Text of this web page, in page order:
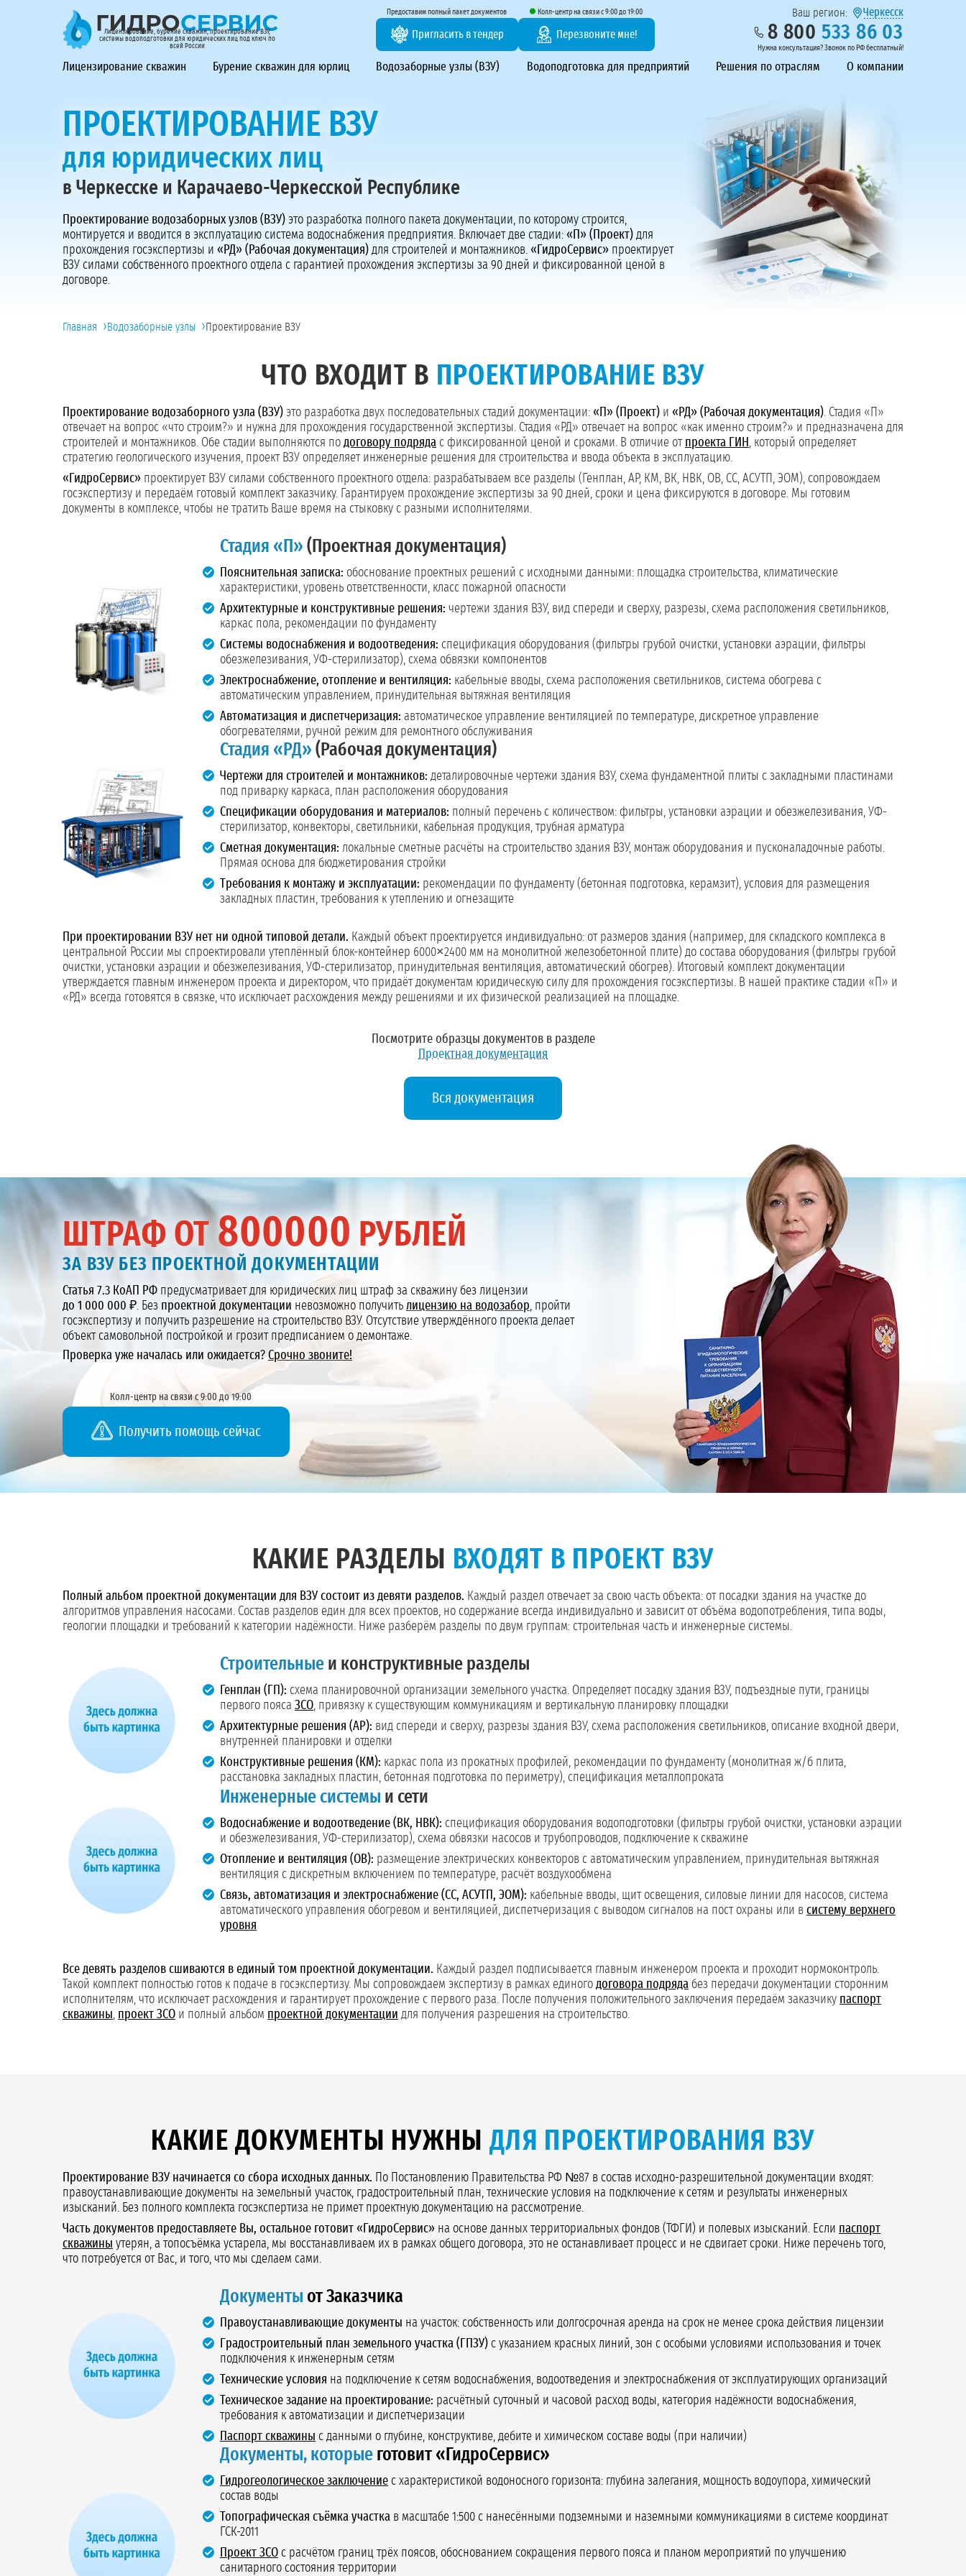
Лицензирование, бурение скважин, проектирование ВЗУ,
системы водоподготовки для юридических лиц под ключ по
всей России
Предоставим полный пакет документов
Пригласить в тендер
Колл-центр на связи с 9:00 до 19:00
Перезвоните мне!
Ваш регион: Черкесск
8 800 533 86 03
Нужна консультация? Звонок по РФ бесплатный!
ГидроСервис - лицензирование, бурение скважин, проектирование ВЗУ, системы водоподготовки
Лицензирование скважин Бурение скважин для юрлиц Водозаборные узлы (ВЗУ) Водоподготовка для предприятий Решения по отраслям О компании
ПРОЕКТИРОВАНИЕ ВЗУ
для юридических лиц
в Черкесске и Карачаево-Черкесской Республике
Проектирование водозаборных узлов (ВЗУ) это разработка полного пакета документации, по которому строится,
монтируется и вводится в эксплуатацию система водоснабжения предприятия. Включает две стадии: «П» (Проект) для
прохождения госэкспертизы и «РД» (Рабочая документация) для строителей и монтажников. «ГидроСервис» проектирует
ВЗУ силами собственного проектного отдела с гарантией прохождения экспертизы за 90 дней и фиксированной ценой в
договоре.
Пригласить в тендер
Колл-центр на связи с 9:00 до 19:00
Перезвоните нам
Главная ›Водозаборные узлы ›Проектирование ВЗУ
ЧТО ВХОДИТ В ПРОЕКТИРОВАНИЕ ВЗУ
Проектирование водозаборного узла (ВЗУ) это разработка двух последовательных стадий документации: «П» (Проект) и «РД» (Рабочая документация). Стадия «П»
отвечает на вопрос «что строим?» и нужна для прохождения государственной экспертизы. Стадия «РД» отвечает на вопрос «как именно строим?» и предназначена для
строителей и монтажников. Обе стадии выполняются по договору подряда с фиксированной ценой и сроками. В отличие от проекта ГИН , который определяет
стратегию геологического изучения, проект ВЗУ определяет инженерные решения для строительства и ввода объекта в эксплуатацию.
«ГидроСервис» проектирует ВЗУ силами собственного проектного отдела: разрабатываем все разделы (Генплан, АР, КМ, ВК, НВК, ОВ, СС, АСУТП, ЭОМ), сопровождаем
госэкспертизу и передаём готовый комплект заказчику. Гарантируем прохождение экспертизы за 90 дней, сроки и цена фиксируются в договоре. Мы готовим
документы в комплексе, чтобы не тратить Ваше время на стыковку с разными исполнителями.
Стадия «П» (Проектная документация)
Пояснительная записка: обоснование проектных решений с исходными данными: площадка строительства, климатические
характеристики, уровень ответственности, класс пожарной опасности
Архитектурные и конструктивные решения: чертежи здания ВЗУ, вид спереди и сверху, разрезы, схема расположения светильников,
каркас пола, рекомендации по фундаменту
Системы водоснабжения и водоотведения: спецификация оборудования (фильтры грубой очистки, установки аэрации, фильтры
обезжелезивания, УФ-стерилизатор), схема обвязки компонентов
Электроснабжение, отопление и вентиляция: кабельные вводы, схема расположения светильников, система обогрева с
автоматическим управлением, принудительная вытяжная вентиляция
Автоматизация и диспетчеризация: автоматическое управление вентиляцией по температуре, дискретное управление
обогревателями, ручной режим для ремонтного обслуживания
Стадия «РД» (Рабочая документация)
Чертежи для строителей и монтажников: деталировочные чертежи здания ВЗУ, схема фундаментной плиты с закладными пластинами
под приварку каркаса, план расположения оборудования
Спецификации оборудования и материалов: полный перечень с количеством: фильтры, установки аэрации и обезжелезивания, УФ-
стерилизатор, конвекторы, светильники, кабельная продукция, трубная арматура
Сметная документация: локальные сметные расчёты на строительство здания ВЗУ, монтаж оборудования и пусконаладочные работы.
Прямая основа для бюджетирования стройки
Требования к монтажу и эксплуатации: рекомендации по фундаменту (бетонная подготовка, керамзит), условия для размещения
закладных пластин, требования к утеплению и огнезащите
При проектировании ВЗУ нет ни одной типовой детали. Каждый объект проектируется индивидуально: от размеров здания (например, для складского комплекса в
центральной России мы спроектировали утеплённый блок-контейнер 6000×2400 мм на монолитной железобетонной плите) до состава оборудования (фильтры грубой
очистки, установки аэрации и обезжелезивания, УФ-стерилизатор, принудительная вентиляция, автоматический обогрев). Итоговый комплект документации
утверждается главным инженером проекта и директором, что придаёт документам юридическую силу для прохождения госэкспертизы. В нашей практике стадии «П» и
«РД» всегда готовятся в связке, что исключает расхождения между решениями и их физической реализацией на площадке.
Посмотрите образцы документов в разделе
Проектная документация
Вся документация
ШТРАФ ОТ 800000 РУБЛЕЙ
ЗА ВЗУ БЕЗ ПРОЕКТНОЙ ДОКУМЕНТАЦИИ
Статья 7.3 КоАП РФ предусматривает для юридических лиц штраф за скважину без лицензии
до 1 000 000 ₽. Без проектной документации невозможно получить лицензию на водозабор, пройти
госэкспертизу и получить разрешение на строительство ВЗУ. Отсутствие утверждённого проекта делает
объект самовольной постройкой и грозит предписанием о демонтаже.
Проверка уже началась или ожидается? Срочно звоните!
Колл-центр на связи с 9:00 до 19:00
Получить помощь сейчас
КАКИЕ РАЗДЕЛЫ ВХОДЯТ В ПРОЕКТ ВЗУ
Полный альбом проектной документации для ВЗУ состоит из девяти разделов. Каждый раздел отвечает за свою часть объекта: от посадки здания на участке до
алгоритмов управления насосами. Состав разделов един для всех проектов, но содержание всегда индивидуально и зависит от объёма водопотребления, типа воды,
геологии площадки и требований к категории надёжности. Ниже разберём разделы по двум группам: строительная часть и инженерные системы.
Строительные и конструктивные разделы
Генплан (ГП): схема планировочной организации земельного участка. Определяет посадку здания ВЗУ, подъездные пути, границы
первого пояса ЗСО, привязку к существующим коммуникациям и вертикальную планировку площадки
Архитектурные решения (АР): вид спереди и сверху, разрезы здания ВЗУ, схема расположения светильников, описание входной двери,
внутренней планировки и отделки
Конструктивные решения (КМ): каркас пола из прокатных профилей, рекомендации по фундаменту (монолитная ж/б плита,
расстановка закладных пластин, бетонная подготовка по периметру), спецификация металлопроката
Инженерные системы и сети
Водоснабжение и водоотведение (ВК, НВК): спецификация оборудования водоподготовки (фильтры грубой очистки, установки аэрации
и обезжелезивания, УФ-стерилизатор), схема обвязки насосов и трубопроводов, подключение к скважине
Отопление и вентиляция (ОВ): размещение электрических конвекторов с автоматическим управлением, принудительная вытяжная
вентиляция с дискретным включением по температуре, расчёт воздухообмена
Связь, автоматизация и электроснабжение (СС, АСУТП, ЭОМ): кабельные вводы, щит освещения, силовые линии для насосов, система
автоматического управления обогревом и вентиляцией, диспетчеризация с выводом сигналов на пост охраны или в систему верхнего
уровня
Все девять разделов сшиваются в единый том проектной документации. Каждый раздел подписывается главным инженером проекта и проходит нормоконтроль.
Такой комплект полностью готов к подаче в госэкспертизу. Мы сопровождаем экспертизу в рамках единого договора подряда без передачи документации сторонним
исполнителям, что исключает расхождения и гарантирует прохождение с первого раза. После получения положительного заключения передаём заказчику паспорт
скважины, проект ЗСО и полный альбом проектной документации для получения разрешения на строительство.
КАКИЕ ДОКУМЕНТЫ НУЖНЫ ДЛЯ ПРОЕКТИРОВАНИЯ ВЗУ
Проектирование ВЗУ начинается со сбора исходных данных. По Постановлению Правительства РФ №87 в состав исходно-разрешительной документации входят:
правоустанавливающие документы на земельный участок, градостроительный план, технические условия на подключение к сетям и результаты инженерных
изысканий. Без полного комплекта госэкспертиза не примет проектную документацию на рассмотрение.
Часть документов предоставляете Вы, остальное готовит «ГидроСервис» на основе данных территориальных фондов (ТФГИ) и полевых изысканий. Если паспорт
скважины утерян, а топосъёмка устарела, мы восстанавливаем их в рамках общего договора, это не останавливает процесс и не сдвигает сроки. Ниже перечень того,
что потребуется от Вас, и того, что мы сделаем сами.
Документы от Заказчика
Правоустанавливающие документы на участок: собственность или долгосрочная аренда на срок не менее срока действия лицензии
Градостроительный план земельного участка (ГПЗУ) с указанием красных линий, зон с особыми условиями использования и точек
подключения к инженерным сетям
Технические условия на подключение к сетям водоснабжения, водоотведения и электроснабжения от эксплуатирующих организаций
Техническое задание на проектирование: расчётный суточный и часовой расход воды, категория надёжности водоснабжения,
требования к автоматизации и диспетчеризации
Паспорт скважины с данными о глубине, конструктиве, дебите и химическом составе воды (при наличии)
Документы, которые готовит «ГидроСервис»
Гидрогеологическое заключение с характеристикой водоносного горизонта: глубина залегания, мощность водоупора, химический
состав воды
Топографическая съёмка участка в масштабе 1:500 с нанесёнными подземными и наземными коммуникациями в системе координат
ГСК-2011
Проект ЗСО с расчётом границ трёх поясов, обоснованием сокращения первого пояса и планом мероприятий по улучшению
санитарного состояния территории